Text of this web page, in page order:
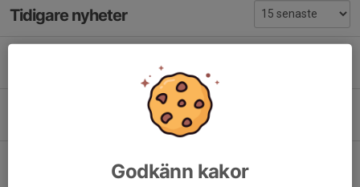
Tidigare nyheter
1
4 mar, 14:00 0
Godkänn kakor